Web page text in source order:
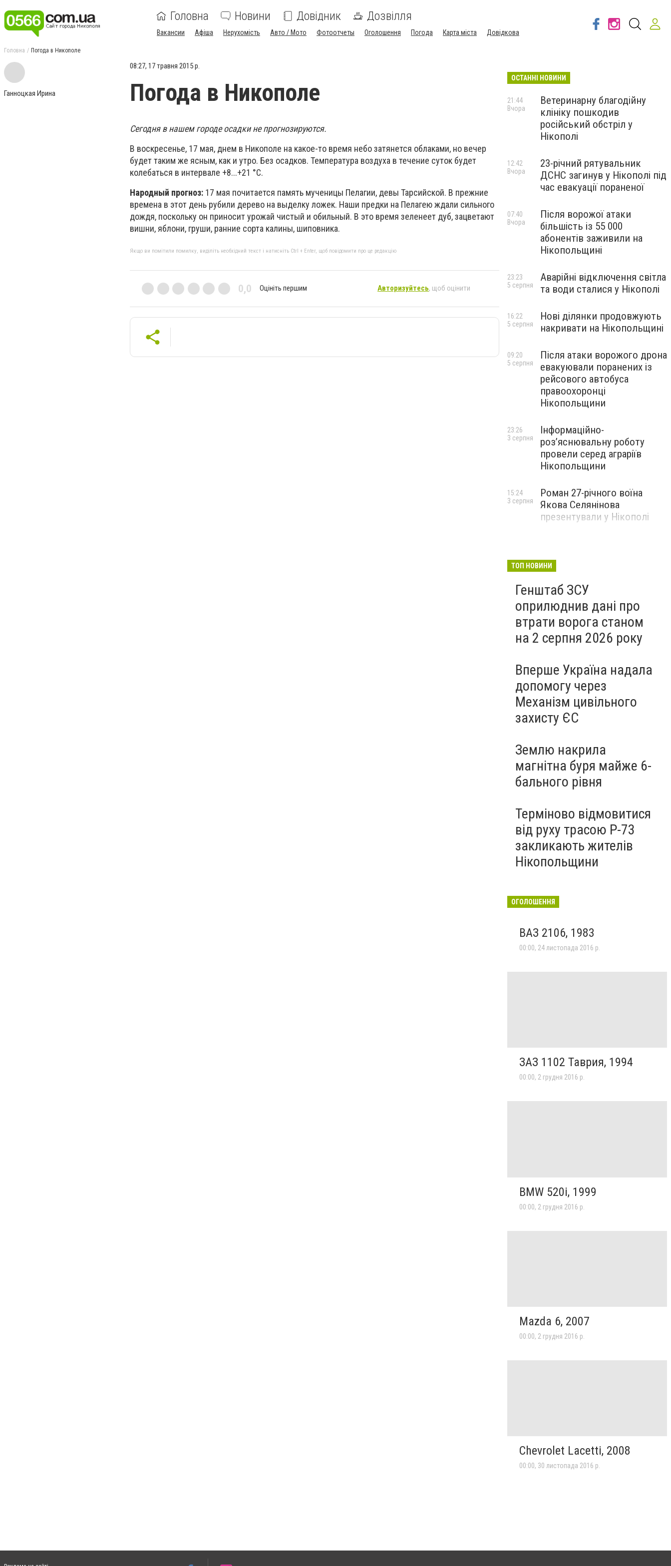
Головна Новини Довідник Дозвілля
Вакансии Афіша Нерухомість Авто / Мото Фотоотчеты Оголошення Погода Карта міста Довідкова
Головна Погода в Никополе
Ганноцкая Ирина
08:27, 17 травня 2015 р.
Погода в Никополе
Сегодня в нашем городе осадки не прогнозируются.
В воскресенье, 17 мая, днем в Никополе на какое-то время небо затянется облаками, но вечер
будет таким же ясным, как и утро. Без осадков. Температура воздуха в течение суток будет
колебаться в интервале +8...+21 °С.
Народный прогноз: 17 мая почитается память мученицы Пелагии, девы Тарсийской. В прежние
времена в этот день рубили дерево на выделку ложек. Наши предки на Пелагею ждали сильного
дождя, поскольку он приносит урожай чистый и обильный. В это время зеленеет дуб, зацветают
вишни, яблони, груши, ранние сорта калины, шиповника.
Якщо ви помітили помилку, виділіть необхідний текст і натисніть Ctrl + Enter, щоб повідомити про це редакцію
0,0 Оцініть першим Авторизуйтесь, щоб оцінити
ОСТАННІ НОВИНИ
Ветеринарну благодійну
клініку пошкодив
російський обстріл у
Нікополі
21:44
Вчора
23-річний рятувальник
ДСНС загинув у Нікополі під
час евакуації пораненої
12:42
Вчора
Після ворожої атаки
більшість із 55 000
абонентів заживили на
Нікопольщині
07:40
Вчора
Аварійні відключення світла
та води сталися у Нікополі
23:23
5 серпня
Нові ділянки продовжують
накривати на Нікопольщині
16:22
5 серпня
Після атаки ворожого дрона
евакуювали поранених із
рейсового автобуса
правоохоронці
Нікопольщини
09:20
5 серпня
Інформаційно-
роз’яснювальну роботу
провели серед аграріїв
Нікопольщини
23:26
3 серпня
Роман 27-річного воїна
Якова Селянінова
презентували у Нікополі
15:24
3 серпня
ТОП НОВИНИ
Генштаб ЗСУ
оприлюднив дані про
втрати ворога станом
на 2 серпня 2026 року
Вперше Україна надала
допомогу через
Механізм цивільного
захисту ЄС
Землю накрила
магнітна буря майже 6-
бального рівня
Терміново відмовитися
від руху трасою Р-73
закликають жителів
Нікопольщини
ОГОЛОШЕННЯ
ВАЗ 2106, 1983
00:00, 24 листопада 2016 р.
ЗАЗ 1102 Таврия, 1994
00:00, 2 грудня 2016 р.
BMW 520i, 1999
00:00, 2 грудня 2016 р.
Mazda 6, 2007
00:00, 2 грудня 2016 р.
Chevrolet Lacetti, 2008
00:00, 30 листопада 2016 р.